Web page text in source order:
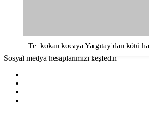
Ter kokan kocaya Yargıtay’dan kötü
Sosyal medya hesaplarımızı keşfedin